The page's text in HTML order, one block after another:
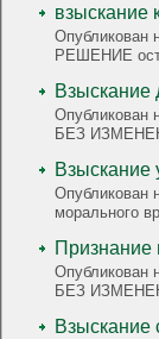
взыскание
Опубликован
РЕШЕНИЕ
Взыскание
Опубликован
БЕЗ
Взыскание
Опубликован
морального
Признание
Опубликован
БЕЗ
Взыскание